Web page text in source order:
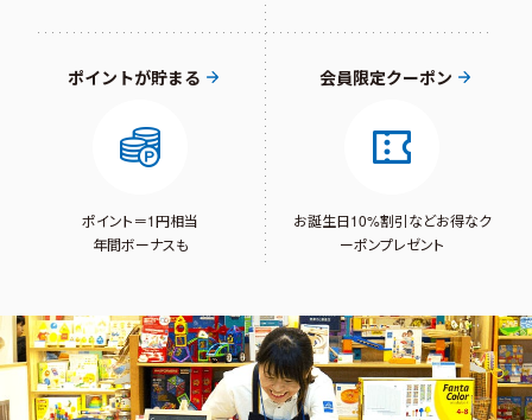
ポイントが貯まる
ポイント＝1円相当
年間ボーナスも
会員限定クーポン
お誕生日10%割引などお得なク
ーポンプレゼント